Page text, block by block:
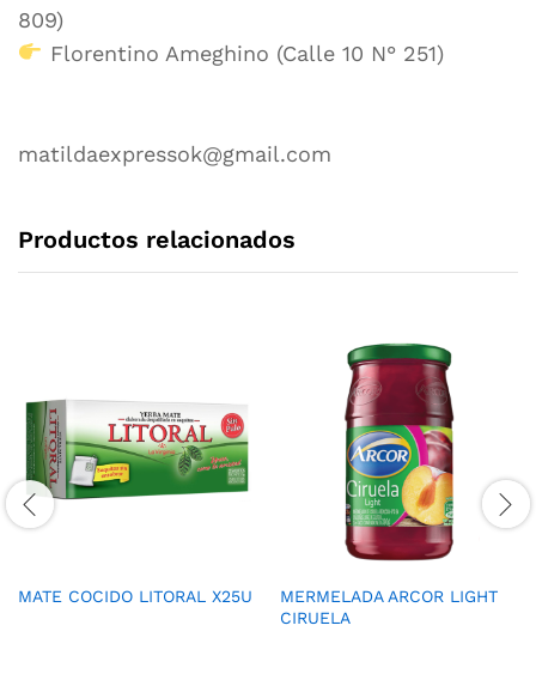
809)
Florentino Ameghino (Calle 10 N° 251)
matildaexpressok@gmail.com
Productos relacionados
MATE COCIDO LITORAL X25U
MERMELADA ARCOR LIGHT
CIRUELA